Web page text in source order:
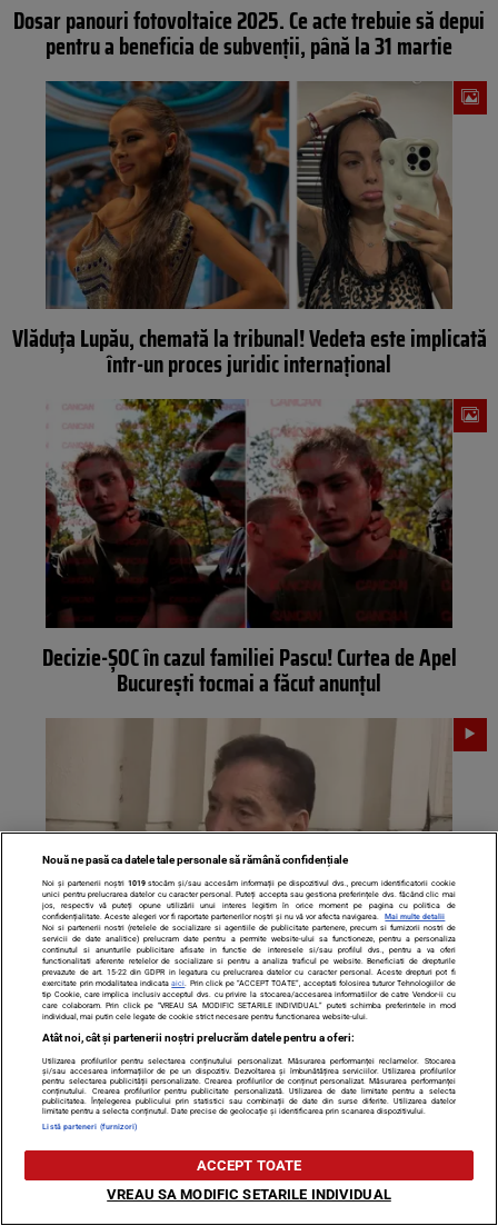
Dosar panouri fotovoltaice 2025. Ce acte trebuie să depui
pentru a beneficia de subvenții, până la 31 martie
Vlăduța Lupău, chemată la tribunal! Vedeta este implicată
într-un proces juridic internațional
Decizie-ȘOC în cazul familiei Pascu! Curtea de Apel
București tocmai a făcut anunțul
Petre Roman, chemat la Parchetul General în dosarul
Mineriada. Cum se apără: „Eu eram cel venit de…”
Nouă ne pasă ca datele tale personale să rămână confidențiale
Noi și partenerii noștri 1019stocăm și/sau accesăm informații pe dispozitivul dvs., precum identificatorii cookie
unici pentru prelucrarea datelor cu caracter personal. Puteți accepta sau gestiona preferințele dvs. făcând clic mai
jos, respectiv vă puteți opune utilizării unui interes legitim în orice moment pe pagina cu politica de
confidențialitate. Aceste alegeri vor fi raportate partenerilor noștri și nu vă vor afecta navigarea.
Mai multe detalii
Noi si partenerii nostri (retelele de socializare si agentiile de publicitate partenere, precum si furnizorii nostri de
servicii de date analitice) prelucram date pentru a permite website-ului sa functioneze, pentru a personaliza
continutul si anunturile publicitare afisate in functie de interesele si/sau profilul dvs., pentru a va oferi
functionalitati aferente retelelor de socializare si pentru a analiza traficul pe website. Beneficiati de drepturile
prevazute de art. 15-22 din GDPR in legatura cu prelucrarea datelor cu caracter personal. Aceste drepturi pot fi
exercitate prin modalitatea indicataaici . Prin click pe “ACCEPT TOATE”, acceptati folosirea tuturor Tehnologiilor de
tip Cookie, care implica inclusiv acceptul dvs. cu privire la stocarea/accesarea informatiilor de catre Vendor-ii cu
care colaboram. Prin click pe “VREAU SA MODIFIC SETARILE INDIVIDUAL” puteti schimba preferintele in mod
individual, mai putin cele legate de cookie strict necesare pentru functionarea website-ului.
Atât noi, cât și partenerii noștri prelucrăm datele pentru a oferi:
Utilizarea profilurilor pentru selectarea conținutului personalizat. Măsurarea performanței reclamelor. Stocarea
și/sau accesarea informațiilor de pe un dispozitiv. Dezvoltarea și îmbunătățirea serviciilor. Utilizarea profilurilor
pentru selectarea publicității personalizate. Crearea profilurilor de conținut personalizat. Măsurarea performanței
conținutului. Crearea profilurilor pentru publicitate personalizată. Utilizarea de date limitate pentru a selecta
publicitatea. Înțelegerea publicului prin statistici sau combinații de date din surse diferite. Utilizarea datelor
limitate pentru a selecta conținutul. Date precise de geolocație și identificarea prin scanarea dispozitivului.
Listă parteneri (furnizori)
ACCEPT TOATE
VREAU SA MODIFIC SETARILE INDIVIDUAL